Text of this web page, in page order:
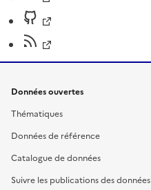
Données ouvertes
Thématiques
Données de référence
Catalogue de données
Suivre les publications des données